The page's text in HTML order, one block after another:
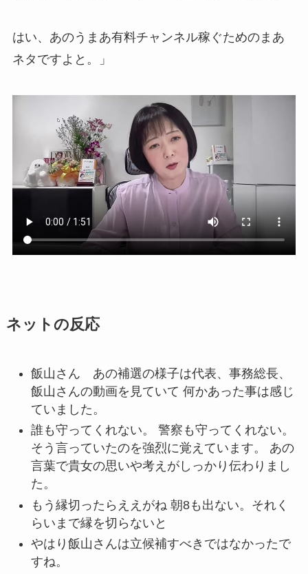
はい、あのうまあ有料チャンネル稼ぐためのまあ
ネタですよと。」
ネットの反応
飯山さん あの補選の様子は代表、事務総長、
飯山さんの動画を見ていて 何かあった事は感じ
ていました。
誰も守ってくれない。 警察も守ってくれない。
そう言っていたのを強烈に覚えています。 あの
言葉で貴女の思いや考えがしっかり伝わりまし
た。
もう縁切ったらええがね 朝8も出ない。それく
らいまで縁を切らないと
やはり飯山さんは立候補すべきではなかったで
すね。